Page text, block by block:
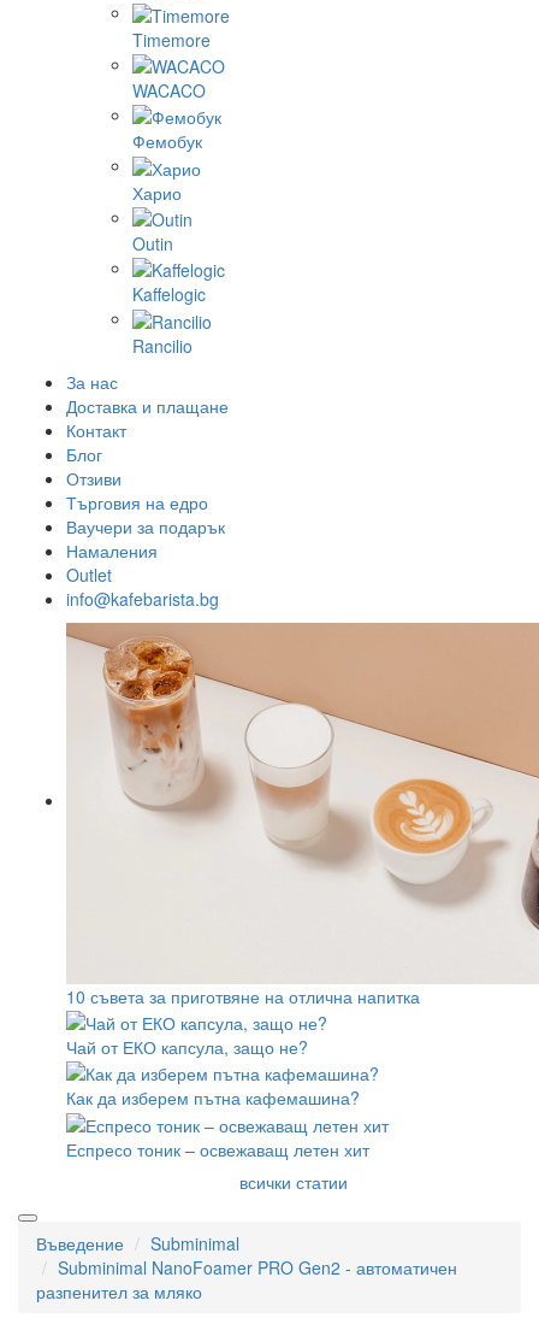
Timemore
WACACO
Фемобук
Харио
Outin
Kaffelogic
Rancilio
За нас
Доставка и плащане
Контакт
Блог
Отзиви
Търговия на едро
Ваучери за подарък
Намаления
Outlet
info@kafebarista.bg
10 съвета за приготвяне на отлична напитка
Чай от ЕКО капсула, защо не?
Как да изберем пътна кафемашина?
Еспресо тоник – освежаващ летен хит
всички статии
Въведение
Subminimal
Subminimal NanoFoamer PRO Gen2 - автоматичен
разпенител за мляко